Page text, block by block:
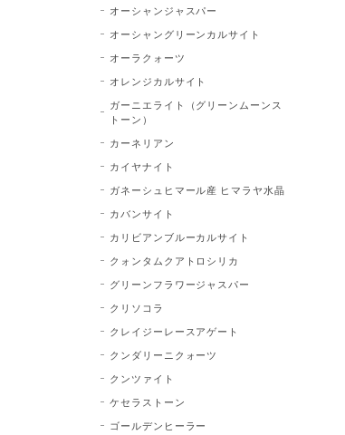
オーシャンジャスパー
オーシャングリーンカルサイト
オーラクォーツ
オレンジカルサイト
ガーニエライト（グリーンムーンス
トーン）
カーネリアン
カイヤナイト
ガネーシュヒマール産 ヒマラヤ水晶
カバンサイト
カリビアンブルーカルサイト
クォンタムクアトロシリカ
グリーンフラワージャスパー
クリソコラ
クレイジーレースアゲート
クンダリーニクォーツ
クンツァイト
ケセラストーン
ゴールデンヒーラー